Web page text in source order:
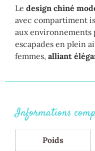
Le design chiné
avec compartiment
aux environnements
escapades en plein
femmes, alliant
Informations
Poids